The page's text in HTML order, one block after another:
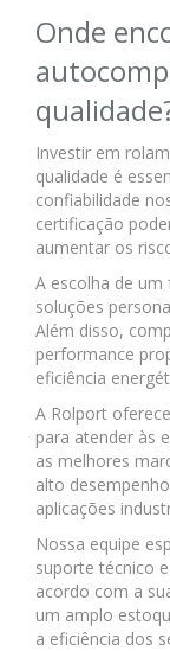
Onde
Investir em
qualidade é
confiabilidade
certificação
aumentar os
A escolha de
soluções
Além disso,
performance
eficiência
A Rolport
para atender às
as melhores
alto
aplicações
Nossa equipe
suporte técnico
acordo com a
um amplo
a eficiência dos